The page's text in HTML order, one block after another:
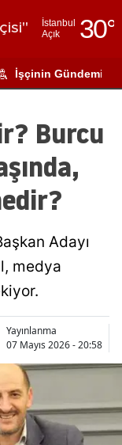
İstanbul
Açık
30°
Adıyaman
Ağrı
Amasya
Antalya
Artvin
Balıkesir
Bilecik
Bingöl
Bitlis
İşçinin Gündemi
Burcu
Adayı
medya
Yayınlanma
07 Mayıs 2026 - 20:58